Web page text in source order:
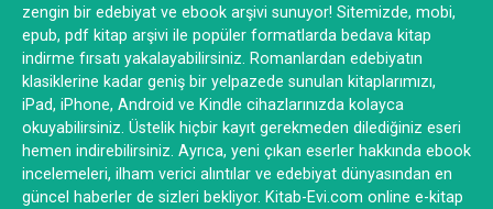
zengin bir edebiyat ve ebook arşivi sunuyor! Sitemizde, mobi,
epub, pdf kitap arşivi ile popüler formatlarda bedava kitap
indirme fırsatı yakalayabilirsiniz. Romanlardan edebiyatın
klasiklerine kadar geniş bir yelpazede sunulan kitaplarımızı,
iPad, iPhone, Android ve Kindle cihazlarınızda kolayca
okuyabilirsiniz. Üstelik hiçbir kayıt gerekmeden dilediğiniz eseri
hemen indirebilirsiniz. Ayrıca, yeni çıkan eserler hakkında ebook
incelemeleri, ilham verici alıntılar ve edebiyat dünyasından en
güncel haberler de sizleri bekliyor. Kitab-Evi.com online e-kitap